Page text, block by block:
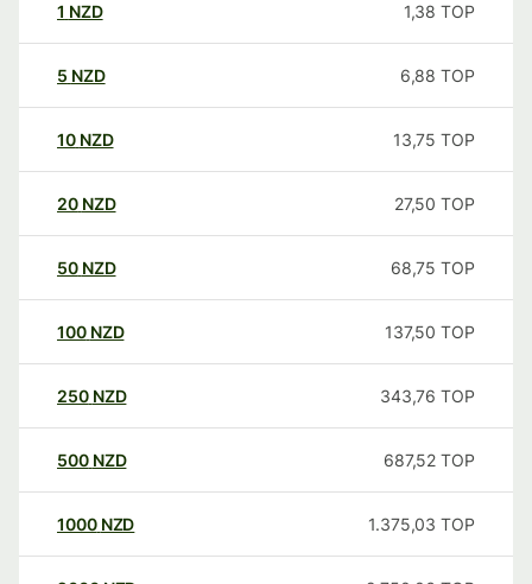
1 NZD 1,38 TOP
5 NZD 6,88 TOP
10 NZD 13,75 TOP
20 NZD 27,50 TOP
50 NZD 68,75 TOP
100 NZD 137,50 TOP
250 NZD 343,76 TOP
500 NZD 687,52 TOP
1000 NZD 1.375,03 TOP